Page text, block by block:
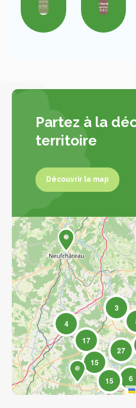
Partez à la
territoire
Découvrir la map
6
15
15
17
4
27
3